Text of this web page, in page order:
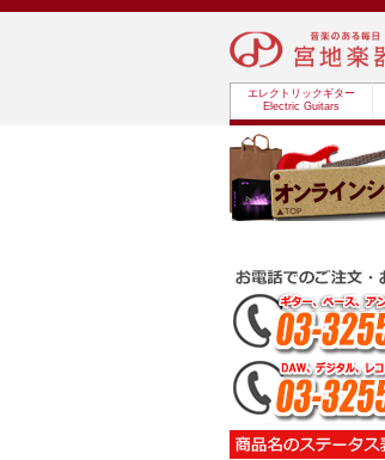
エレクトリックギター
Electric Guitars